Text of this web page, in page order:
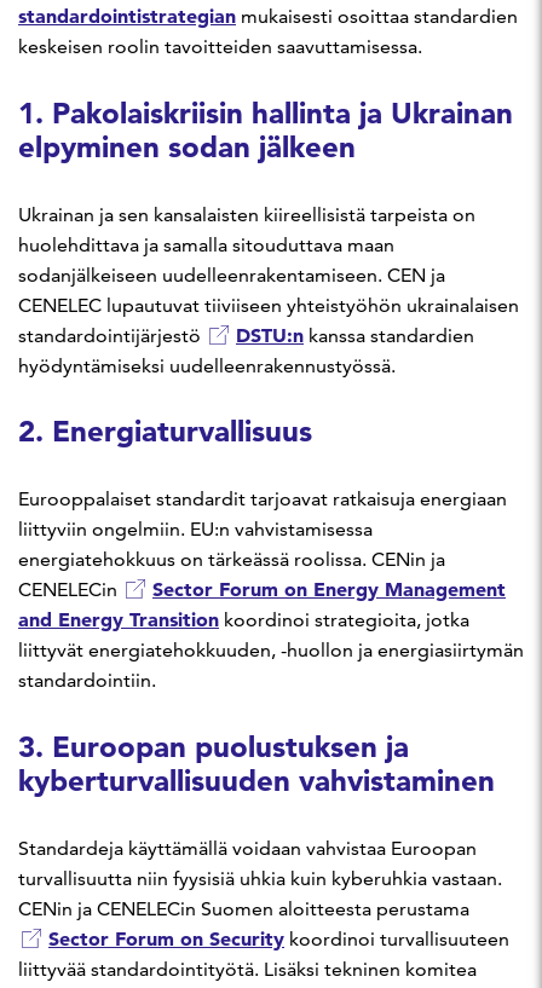
standardointistrategian mukaisesti osoittaa standardien
keskeisen roolin tavoitteiden saavuttamisessa.
1. Pakolaiskriisin hallinta ja Ukrainan
elpyminen sodan jälkeen
Ukrainan ja sen kansalaisten kiireellisistä tarpeista on
huolehdittava ja samalla sitouduttava maan
sodanjälkeiseen uudelleenrakentamiseen. CEN ja
CENELEC lupautuvat tiiviiseen yhteistyöhön ukrainalaisen
standardointijärjestö
DSTU:n kanssa standardien
hyödyntämiseksi uudelleenrakennustyössä.
2. Energiaturvallisuus
Eurooppalaiset standardit tarjoavat ratkaisuja energiaan
liittyviin ongelmiin. EU:n vahvistamisessa
energiatehokkuus on tärkeässä roolissa. CENin ja
CENELECin
Sector Forum on Energy Management
and Energy Transition koordinoi strategioita, jotka
liittyvät energiatehokkuuden, -huollon ja energiasiirtymän
standardointiin.
3. Euroopan puolustuksen ja
kyberturvallisuuden vahvistaminen
Standardeja käyttämällä voidaan vahvistaa Euroopan
turvallisuutta niin fyysisiä uhkia kuin kyberuhkia vastaan.
CENin ja CENELECin Suomen aloitteesta perustama
Sector Forum on Security koordinoi turvallisuuteen
liittyvää standardointityötä. Lisäksi tekninen komitea